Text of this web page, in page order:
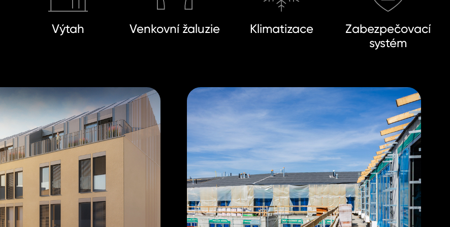
Výtah Venkovní žaluzie Klimatizace
Zabezpečovací
systém